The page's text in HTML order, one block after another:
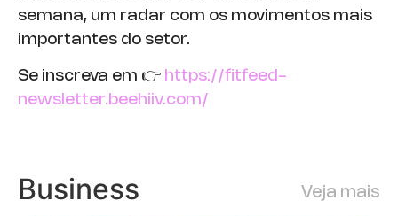
semana, um radar com os movimentos mais
importantes do setor.
Se inscreva em 👉 https://fitfeed-
newsletter.beehiiv.com/
Business Veja mais